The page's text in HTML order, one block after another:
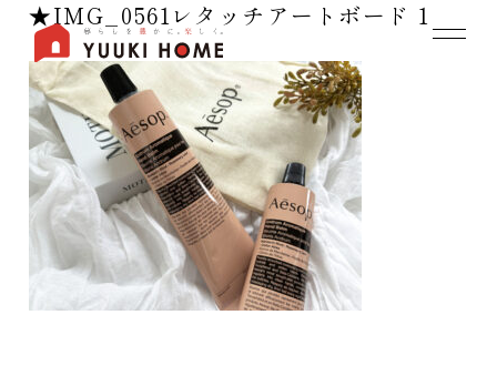
★IMG_0561レタッチアートボード 1